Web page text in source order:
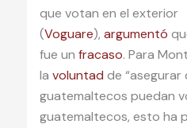
que votan en el exterior
(Voguare), argumentó
fue un fracaso. Para
la voluntad de “asegurar
guatemaltecos puedan
guatemaltecos, esto ha